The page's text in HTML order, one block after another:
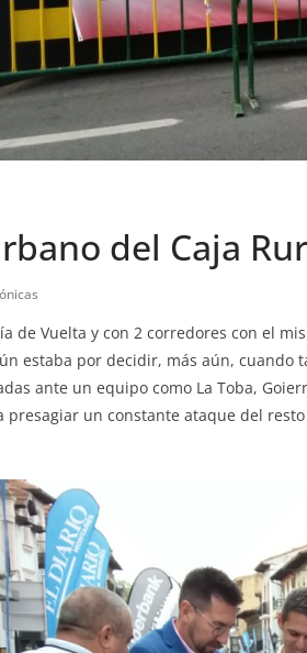
del Caja
de Vuelta y con 2 corredores con el
estaba por decidir, más aún,
ante un equipo como La Toba,
presagiar un constante ataque del